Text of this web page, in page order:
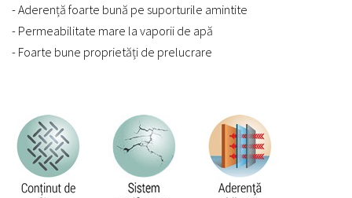
- Aderență foarte bună pe suporturile amintite
- Permeabilitate mare la vaporii de apă
- Foarte bune proprietăți de prelucrare